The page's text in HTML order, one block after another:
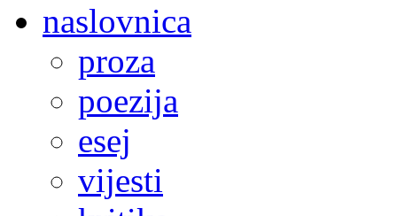
naslovnica
proza
poezija
esej
vijesti